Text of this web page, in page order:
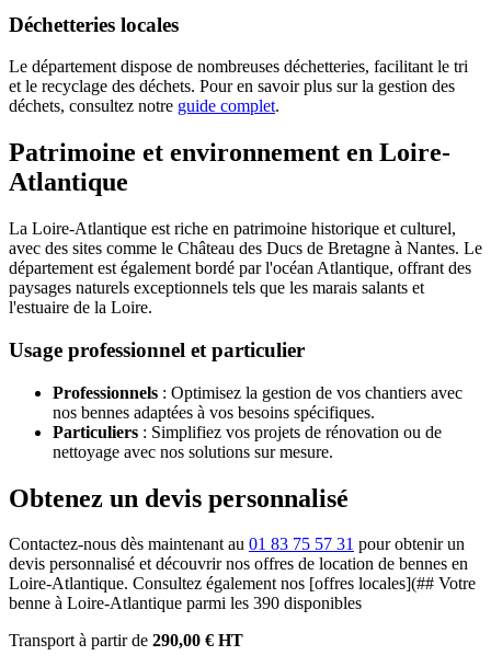
Déchetteries locales
Le département dispose de nombreuses déchetteries, facilitant le tri
et le recyclage des déchets. Pour en savoir plus sur la gestion des
déchets, consultez notre guide complet.
Patrimoine et environnement en Loire-
Atlantique
La Loire-Atlantique est riche en patrimoine historique et culturel,
avec des sites comme le Château des Ducs de Bretagne à Nantes. Le
département est également bordé par l'océan Atlantique, offrant des
paysages naturels exceptionnels tels que les marais salants et
l'estuaire de la Loire.
Usage professionnel et particulier
Professionnels : Optimisez la gestion de vos chantiers avec
nos bennes adaptées à vos besoins spécifiques.
Particuliers : Simplifiez vos projets de rénovation ou de
nettoyage avec nos solutions sur mesure.
Obtenez un devis personnalisé
Contactez-nous dès maintenant au 01 83 75 57 31 pour obtenir un
devis personnalisé et découvrir nos offres de location de bennes en
Loire-Atlantique. Consultez également nos [offres locales](## Votre
benne à Loire-Atlantique parmi les 390 disponibles
Transport à partir de 290,00 € HT